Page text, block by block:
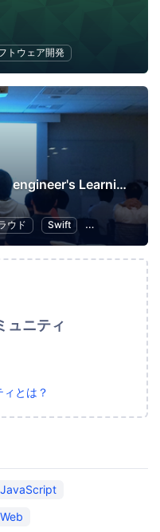
トウェア開発
~ITエンジニア勉強会~ engineer's Learning･Vesper
ウド Swift プログラミング
ュニティ
とは？
JavaScript
Web